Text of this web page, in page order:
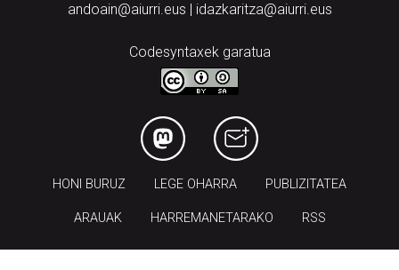
andoain@aiurri.eus | idazkaritza@aiurri.eus
Codesyntaxek garatua
HONI BURUZ LEGE OHARRA PUBLIZITATEA
ARAUAK HARREMANETARAKO RSS